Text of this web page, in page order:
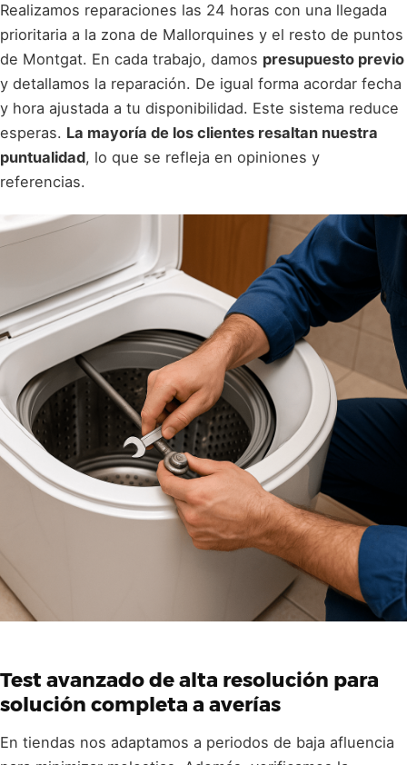
Realizamos reparaciones las 24 horas con una llegada
prioritaria a la zona de Mallorquines y el resto de puntos
de Montgat. En cada trabajo, damos presupuesto previo
y detallamos la reparación. De igual forma acordar fecha
y hora ajustada a tu disponibilidad. Este sistema reduce
esperas. La mayoría de los clientes resaltan nuestra
puntualidad, lo que se refleja en opiniones y
referencias.
Test avanzadode alta resolución para
solución completa a averías
En tiendas nos adaptamos a periodos de baja afluencia